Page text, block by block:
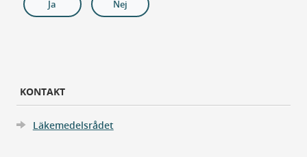
Ja Nej
KONTAKT
Läkemedelsrådet